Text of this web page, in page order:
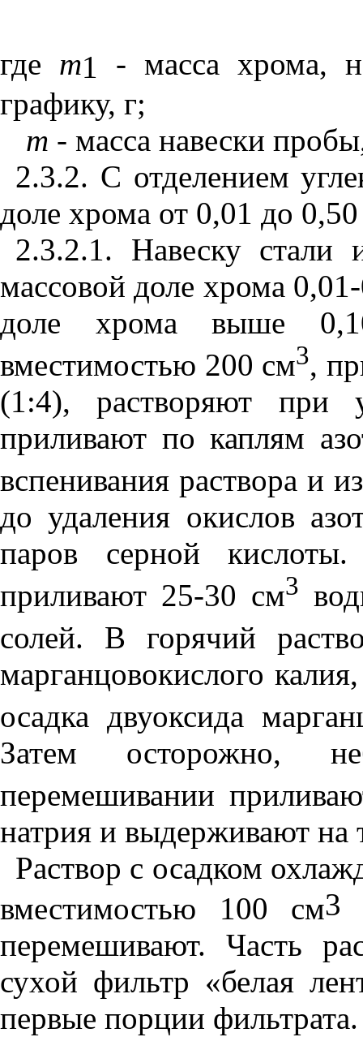
где m1 - масса хрома,
графику, г;
m - масса навески
2.3.2. С отделением
доле хрома от 0,01 до
2.3.2.1. Навеску
массовой доле хрома
доле хрома выше
вместимостью 200 см3,
(1:4), растворяют при
приливают по каплям
вспенивания раствора и
до удаления окислов
паров серной
приливают 25-30 см3
солей. В горячий
марганцовокислого
осадка двуоксида
Затем осторожно,
перемешивании
натрия и выдерживают на
Раствор с осадком
вместимостью 100 см3
перемешивают. Часть
сухой фильтр «белая
первые порции фильтрата.